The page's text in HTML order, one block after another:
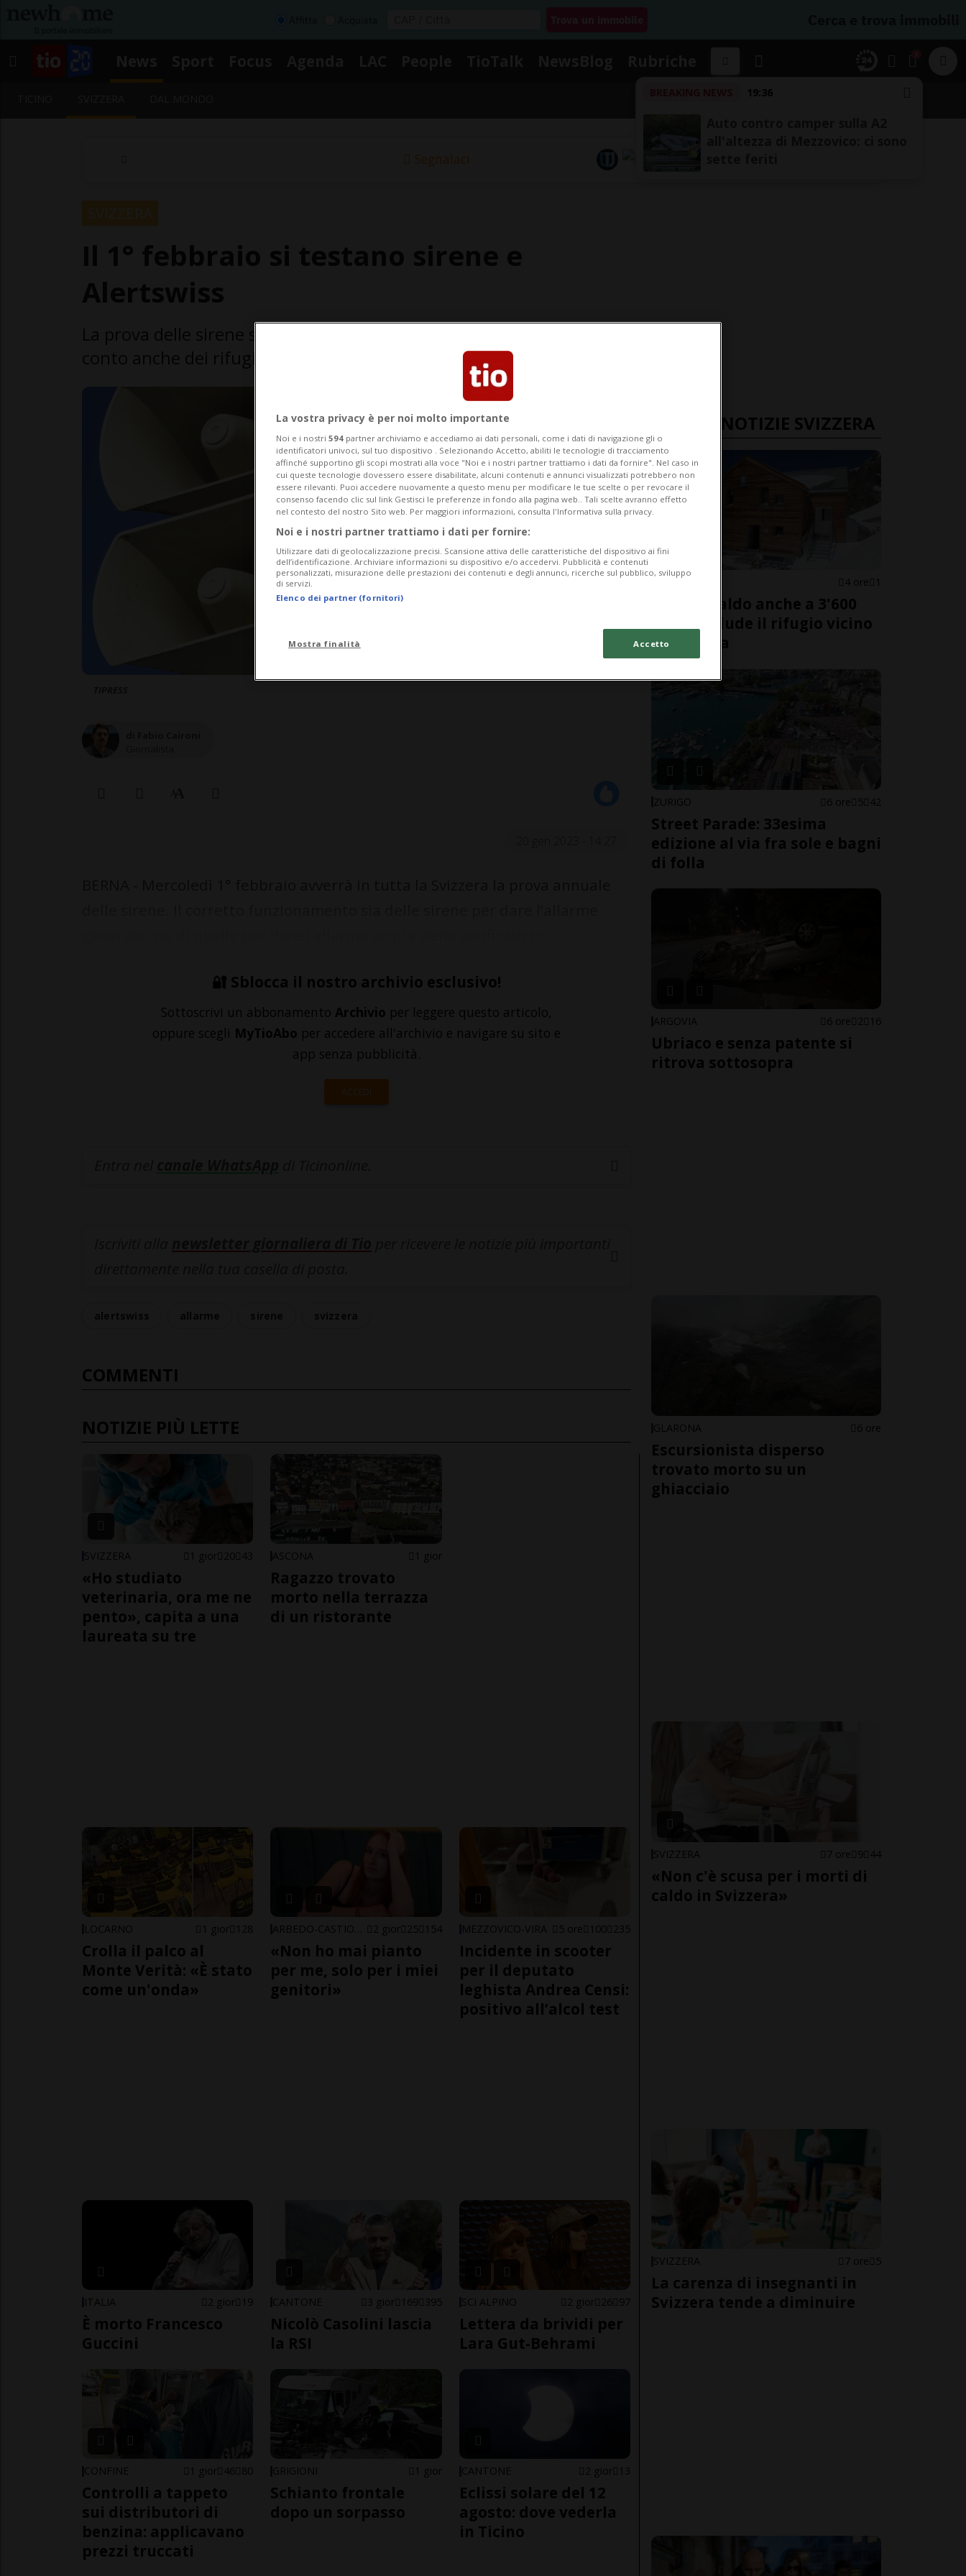
19:36
Segnalaci
🔐 Sblocca il nostro archivio esclusivo!
Sottoscrivi un abbonamento Archivio per leggere questo articolo,
oppure scegli MyTioAbo per accedere all'archivio e navigare su sito e
app senza pubblicità.
ACCEDI
COMMENTI
NOTIZIE PIÙ LETTE
SVIZZERA 1 gior 20 43
«Ho studiato
veterinaria, ora me ne
pento», capita a una
laureata su tre
ASCONA 1 gior
Ragazzo trovato
morto nella terrazza
di un ristorante
LOCARNO 1 gior 128
Crolla il palco al
Monte Verità: «È stato
come un'onda»
2 gior 25 154
«Non ho mai pianto
per me, solo per i miei
genitori»
MEZZOVICO-VIRA 5 ore 100 235
Incidente in scooter
per il deputato
leghista Andrea Censi:
positivo all’alcol test
ITALIA 2 gior 19
È morto Francesco
Guccini
CANTONE 3 gior 169 395
Nicolò Casolini lascia
la RSI
SCI ALPINO 2 gior 26 97
Lettera da brividi per
Lara Gut-Behrami
CONFINE 1 gior 46 80
Controlli a tappeto
sui distributori di
benzina: applicavano
prezzi truccati
GRIGIONI 1 gior
Schianto frontale
dopo un sorpasso
CANTONE 2 gior 13
Eclissi solare del 12
agosto: dove vederla
in Ticino
ULTIME NOTIZIE SVIZZERA
GRIGIONI 4 ore 1
Troppo caldo anche a 3'600
metri: chiude il rifugio vicino
al Bernina
ZURIGO 6 ore 5 42
Street Parade: 33esima
edizione al via fra sole e bagni
di folla
ARGOVIA 6 ore 2 16
Ubriaco e senza patente si
ritrova sottosopra
GLARONA 6 ore
Escursionista disperso
trovato morto su un
ghiacciaio
SVIZZERA 7 ore 9 44
«Non c'è scusa per i morti di
caldo in Svizzera»
SVIZZERA 7 ore 5
La carenza di insegnanti in
Svizzera tende a diminuire
La vostra privacy è per noi molto importante
Noi e i nostri 594 partner archiviamo e accediamo ai dati personali, come i dati di navigazione gli o
identificatori univoci, sul tuo dispositivo . Selezionando Accetto, abiliti le tecnologie di tracciamento
affinché supportino gli scopi mostrati alla voce "Noi e i nostri partner trattiamo i dati da fornire". Nel caso in
cui queste tecnologie dovessero essere disabilitate, alcuni contenuti e annunci visualizzati potrebbero non
essere rilevanti. Puoi accedere nuovamente a questo menu per modificare le tue scelte o per revocare il
consenso facendo clic sul link Gestisci le preferenze in fondo alla pagina web.. Tali scelte avranno effetto
nel contesto del nostro Sito web. Per maggiori informazioni, consulta l'Informativa sulla privacy.
Noi e i nostri partner trattiamo i dati per fornire:
Utilizzare dati di geolocalizzazione precisi. Scansione attiva delle caratteristiche del dispositivo ai fini
dell’identificazione. Archiviare informazioni su dispositivo e/o accedervi. Pubblicità e contenuti
personalizzati, misurazione delle prestazioni dei contenuti e degli annunci, ricerche sul pubblico, sviluppo
di servizi.
Elenco dei partner (fornitori)
Mostra finalità Accetto